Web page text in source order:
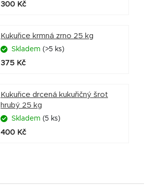
300 Kč
Kukuřice krmná zrno 25 kg
Skladem (>5 ks)
375 Kč
Kukuřice drcená kukuřičný šrot
hrubý 25 kg
Skladem (5 ks)
400 Kč